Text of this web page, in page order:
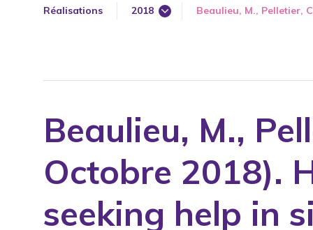
Réalisations
2018
1989
1991
1993
1995
Beaulieu, M., Pelletier,
Beaulieu, M.,
Octobre 2018).
seeking help in